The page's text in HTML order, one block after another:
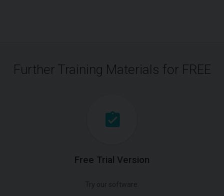
Further Training Materials for FREE
Free Trial Version